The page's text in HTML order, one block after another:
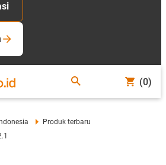
(0)
Produk terbaru